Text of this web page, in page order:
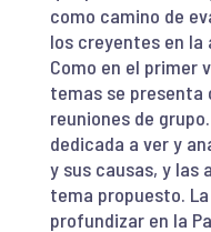
como camino de
los creyentes en la
Como en el primer
temas se presenta
reuniones de
dedicada a ver y
y sus causas, y las
tema propuesto.
profundizar en la